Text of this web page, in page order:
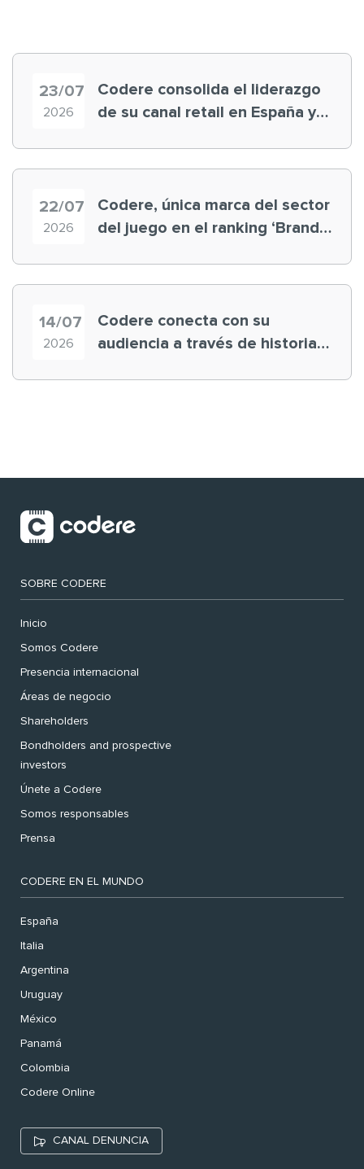
23/07
2026
Codere consolida el liderazgo
de su canal retail en España y
22/07
2026
Codere, única marca del sector
del juego en el ranking ‘Brand
14/07
2026
Codere conecta con su
audiencia a través de historias
SOBRE CODERE
Inicio
Somos Codere
Presencia internacional
Áreas de negocio
Shareholders
Bondholders and prospective
investors
Únete a Codere
Somos responsables
Prensa
CODERE EN EL MUNDO
España
Italia
Argentina
Uruguay
México
Panamá
Colombia
Codere Online
CANAL DENUNCIA